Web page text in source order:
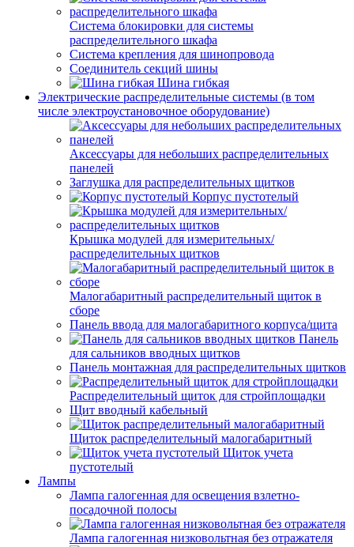
Система блокировки для системы
распределительного шкафа
Система крепления для шинопровода
Соединитель секций шины
Шина гибкая
Электрические распределительные системы (в том
числе электроустановочное оборудование)
Аксессуары для небольших распределительных
панелей
Заглушка для распределительных щитков
Корпус пустотелый
Крышка модулей для измерительных/
распределительных щитков
Малогабаритный распределительный щиток в
сборе
Панель ввода для малогабаритного корпуса/щита
Панель
для сальников вводных щитков
Панель монтажная для распределительных щитков
Распределительный щиток для стройплощадки
Щит вводный кабельный
Щиток распределительный малогабаритный
Щиток учета
пустотелый
Лампы
Лампа галогенная для освещения взлетно-
посадочной полосы
Лампа галогенная низковольтная без отражателя